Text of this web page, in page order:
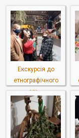
Екскурсія до
етнографічного
му...